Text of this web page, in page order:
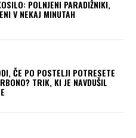
POLNJENI PARADIŽNIKI,
V NEKAJ MINUTAH
ČE PO POSTELJI POTRESETE
TRIK, KI JE NAVDUŠIL